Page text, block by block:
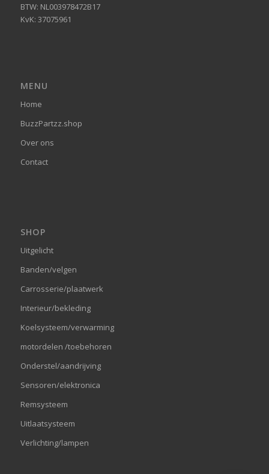
BTW: NL003978472B17
KvK: 37075961
MENU
Home
BuzzPartzz.shop
Over ons
Contact
SHOP
Uitgelicht
Banden/velgen
Carrosserie/plaatwerk
Interieur/bekleding
Koelsysteem/verwarming
motordelen /toebehoren
Onderstel/aandrijving
Sensoren/elektronica
Remsysteem
Uitlaatsysteem
Verlichting/lampen